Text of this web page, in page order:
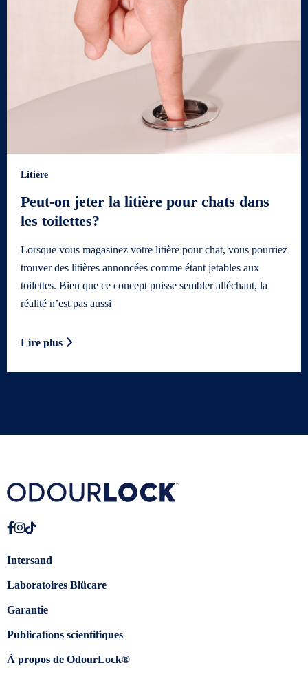
Litière
Peut-on jeter la litière pour chats dans
les toilettes?
Lorsque vous magasinez votre litière pour chat, vous pourriez
trouver des litières annoncées comme étant jetables aux
toilettes. Bien que ce concept puisse sembler alléchant, la
réalité n’est pas aussi
Lire plus
Intersand
Laboratoires Blücare
Garantie
Publications scientifiques
À propos de OdourLock®